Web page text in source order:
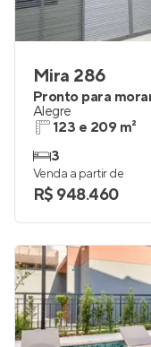
Mira 286
Pronto para
Alegre
123 e 209 m²
3
Venda a partir de
R$ 948.460